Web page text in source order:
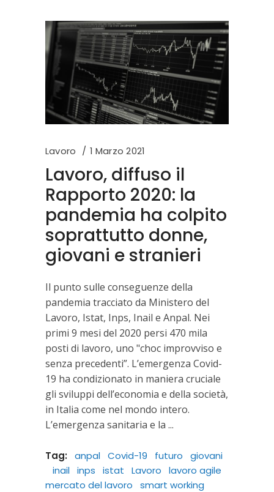
Lavoro 1 Marzo 2021
Lavoro, diffuso il
Rapporto 2020: la
pandemia ha colpito
soprattutto donne,
giovani e stranieri
Il punto sulle conseguenze della
pandemia tracciato da Ministero del
Lavoro, Istat, Inps, Inail e Anpal. Nei
primi 9 mesi del 2020 persi 470 mila
posti di lavoro, uno "choc improvviso e
senza precedenti”. L’emergenza Covid-
19 ha condizionato in maniera cruciale
gli sviluppi dell’economia e della società,
in Italia come nel mondo intero.
L’emergenza sanitaria e la
Tag: anpal Covid-19 futuro
giovani
inail inps istat Lavoro
lavoro agile
mercato del lavoro
smart working